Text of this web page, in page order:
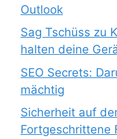
Outlook
Sag Tschüss zu
halten deine
SEO Secrets:
mächtig
Sicherheit auf
Fortgeschrittene